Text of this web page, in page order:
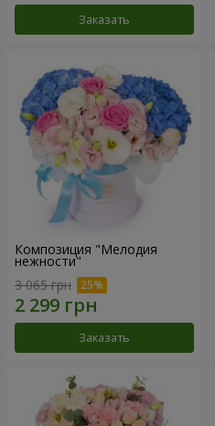
Заказать
Композиция "Мелодия
нежности"
3 065 грн
Заказать